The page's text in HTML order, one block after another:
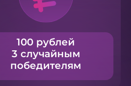
100 рублей
3 случайным
победителям